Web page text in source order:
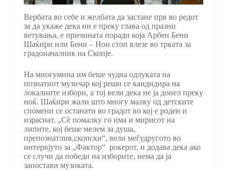
Вербата во себе и желбата да застане прв во редот
за да укаже дека ни е преку глава од празни
ветувања, е причината поради која Арбен Бени
Шаќири или Бени – Нон стоп влезе во трката за
градоначалник на Скопје.
На многумина им беше чудна одлуката на
познатиот музичар кој реши се кандидира на
локалните избори, а тој вели дека не ја донел преку
ноќ. Шаќири жали што многу малку од детските
спомени се останати во градот во кој е роден и
израснат. „Сè помалку го има и мирисот на
липите, кој беше мелем за душа,
препознатлив,скопски“, вели меѓудругото во
интервјуто за „Фактор“ рокерот, и додава дека ако
се случи да победи на изборите, нема да ја
запостави музиката.